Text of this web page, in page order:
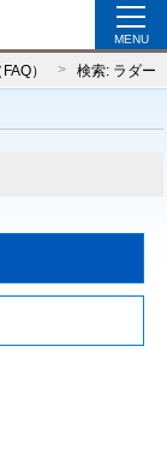
MENU
） 検索: ラダー